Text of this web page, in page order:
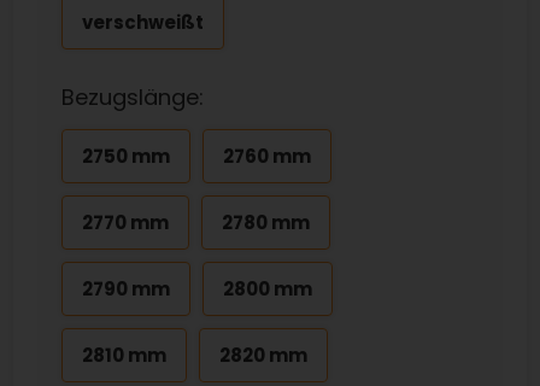
verschweißt
Bezugslänge:
2750 mm 2760 mm
2770 mm 2780 mm
2790 mm 2800 mm
2810 mm 2820 mm